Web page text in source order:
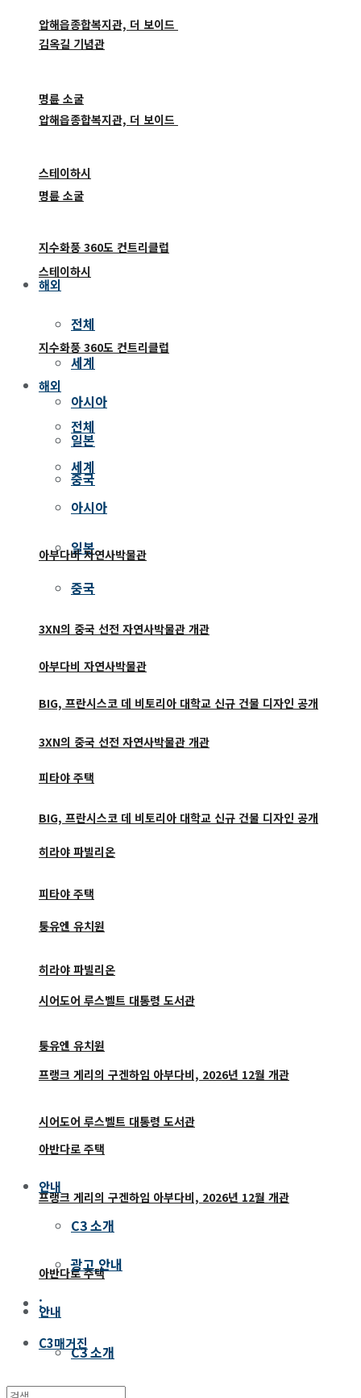
김옥길 기념관
압해읍종합복지관, 더 보이드
명륜 소굴
스테이하시
지수화풍 360도 컨트리클럽
해외
전체
세계
아시아
일본
중국
아부다비 자연사박물관
3XN의 중국 선전 자연사박물관 개관
BIG, 프란시스코 데 비토리아 대학교 신규 건물 디자인 공개
피타야 주택
히라야 파빌리온
퉁유엔 유치원
시어도어 루스벨트 대통령 도서관
프랭크 게리의 구겐하임 아부다비, 2026년 12월 개관
아반다로 주택
안내
C3 소개
광고 안내
압해읍종합복지관, 더 보이드
명륜 소굴
스테이하시
지수화풍 360도 컨트리클럽
해외
전체
세계
아시아
일본
중국
아부다비 자연사박물관
3XN의 중국 선전 자연사박물관 개관
BIG, 프란시스코 데 비토리아 대학교 신규 건물 디자인 공개
피타야 주택
히라야 파빌리온
퉁유엔 유치원
시어도어 루스벨트 대통령 도서관
프랭크 게리의 구겐하임 아부다비, 2026년 12월 개관
아반다로 주택
안내
C3 소개
광고 안내
:
C3매거진